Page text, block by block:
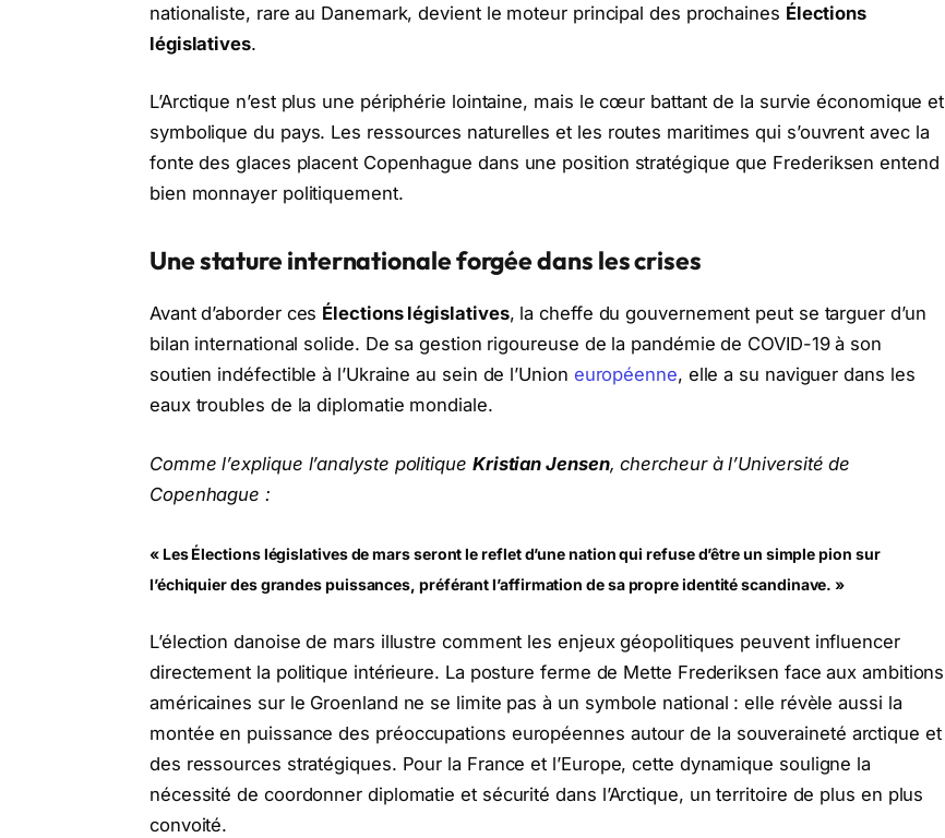
nationaliste, rare au Danemark, devient le moteur principal des prochaines Élections
législatives.
L’Arctique n’est plus une périphérie lointaine, mais le cœur battant de la survie économique et
symbolique du pays. Les ressources naturelles et les routes maritimes qui s’ouvrent avec la
fonte des glaces placent Copenhague dans une position stratégique que Frederiksen entend
bien monnayer politiquement.
Une stature internationale forgée dans les crises
Avant d’aborder ces Élections législatives, la cheffe du gouvernement peut se targuer d’un
bilan international solide. De sa gestion rigoureuse de la pandémie de COVID-19 à son
soutien indéfectible à l’Ukraine au sein de l’Union européenne, elle a su naviguer dans les
eaux troubles de la diplomatie mondiale.
Comme l’explique l’analyste politique Kristian Jensen, chercheur à l’Université de
Copenhague :
« Les Élections législatives de mars seront le reflet d’une nation qui refuse d’être un simple pion sur
l’échiquier des grandes puissances, préférant l’affirmation de sa propre identité scandinave. »
L’élection danoise de mars illustre comment les enjeux géopolitiques peuvent influencer
directement la politique intérieure. La posture ferme de Mette Frederiksen face aux ambitions
américaines sur le Groenland ne se limite pas à un symbole national : elle révèle aussi la
montée en puissance des préoccupations européennes autour de la souveraineté arctique et
des ressources stratégiques. Pour la France et l’Europe, cette dynamique souligne la
nécessité de coordonner diplomatie et sécurité dans l’Arctique, un territoire de plus en plus
convoité.